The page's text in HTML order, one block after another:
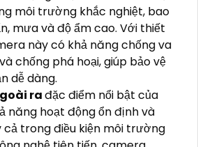
môi trường khắc nghiệt, bao
mưa và độ ẩm cao. Với thiết
này có khả năng chống va
chống phá hoại, giúp bảo vệ
dễ dàng.
rađặc điểm nổi bật của
năng hoạt động ổn định và
trong điều kiện môi trường